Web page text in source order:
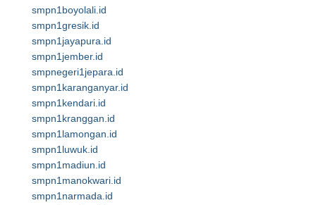
smpn1boyolali.id
smpn1gresik.id
smpn1jayapura.id
smpn1jember.id
smpnegeri1jepara.id
smpn1karanganyar.id
smpn1kendari.id
smpn1kranggan.id
smpn1lamongan.id
smpn1luwuk.id
smpn1madiun.id
smpn1manokwari.id
smpn1narmada.id